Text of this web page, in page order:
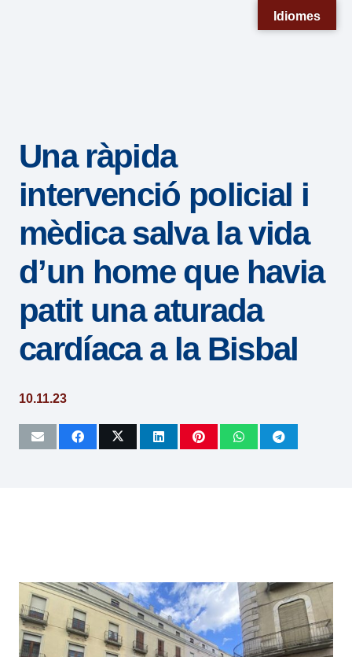
sistema
accesibilidad.
Una ràpida
intervenció policial i
mèdica salva la vida
d’un home que havia
patit una aturada
cardíaca a la Bisbal
10.11.23
Idiomes